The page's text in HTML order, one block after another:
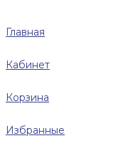
Главная
Кабинет
Корзина
Избранные